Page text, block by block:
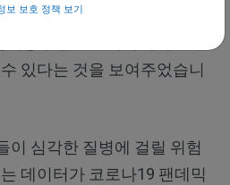
나19를 유발하는 바이러스
있다는 것을 보여주었습니
이 심각한 질병에 걸릴 위험
데이터가 코로나19 팬데믹
보 보호 정책 보기